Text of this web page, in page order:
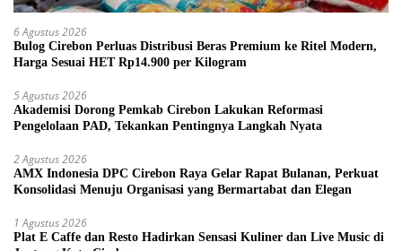
6 Agustus 2026
Bulog Cirebon Perluas Distribusi Beras Premium ke Ritel Modern,
Harga Sesuai HET Rp14.900 per Kilogram
5 Agustus 2026
Akademisi Dorong Pemkab Cirebon Lakukan Reformasi
Pengelolaan PAD, Tekankan Pentingnya Langkah Nyata
2 Agustus 2026
AMX Indonesia DPC Cirebon Raya Gelar Rapat Bulanan, Perkuat
Konsolidasi Menuju Organisasi yang Bermartabat dan Elegan
1 Agustus 2026
Plat E Caffe dan Resto Hadirkan Sensasi Kuliner dan Live Music di